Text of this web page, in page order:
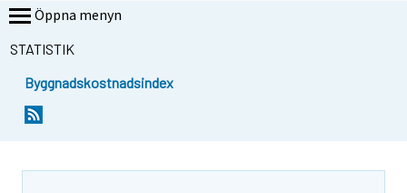
Öppna menyn
STATISTIK
Byggnadskostnadsindex